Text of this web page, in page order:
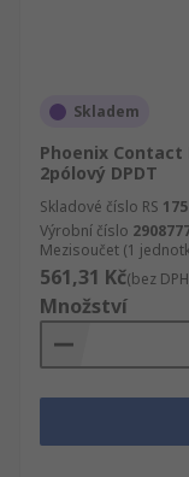
Skladem
Phoenix Contact
2pólový DPDT
Skladové číslo RS
Výrobní číslo
Mezisoučet (1
561,31 Kč(bez
Množství